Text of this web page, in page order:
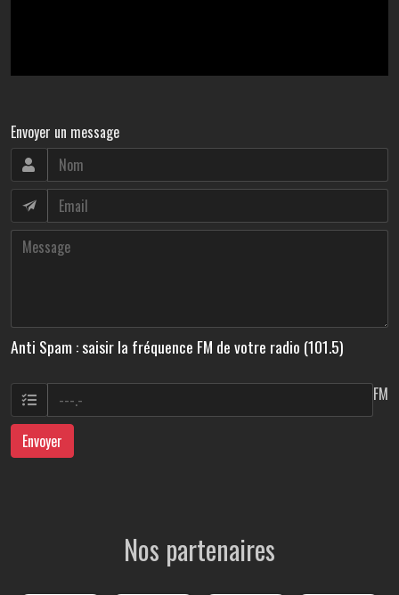
Envoyer un message
Anti Spam : saisir la fréquence FM de votre radio (101.5)
FM
Envoyer
Nos partenaires